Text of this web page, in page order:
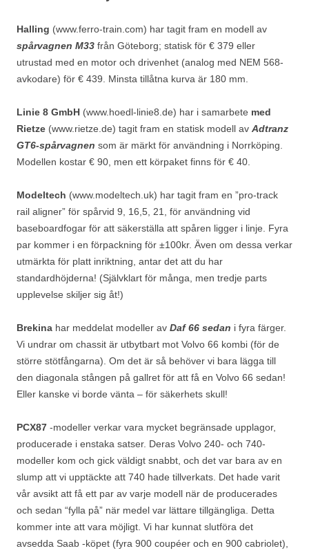
Halling (www.ferro-train.com) har tagit fram en modell av
spårvagnen M33 från Göteborg; statisk för € 379 eller
utrustad med en motor och drivenhet (analog med NEM 568-
avkodare) för € 439. Minsta tillåtna kurva är 180 mm.
Linie 8 GmbH (www.hoedl-linie8.de) har i samarbete med
Rietze (www.rietze.de) tagit fram en statisk modell av Adtranz
GT6-spårvagnen som är märkt för användning i Norrköping.
Modellen kostar € 90, men ett körpaket finns för € 40.
Modeltech (www.modeltech.uk) har tagit fram en ”pro-track
rail aligner” för spårvid 9, 16,5, 21, för användning vid
baseboardfogar för att säkerställa att spåren ligger i linje. Fyra
par kommer i en förpackning för ±100kr. Även om dessa verkar
utmärkta för platt inriktning, antar det att du har
standardhöjderna! (Självklart för många, men tredje parts
upplevelse skiljer sig åt!)
Brekina har meddelat modeller av Daf 66 sedan i fyra färger.
Vi undrar om chassit är utbytbart mot Volvo 66 kombi (för de
större stötfångarna). Om det är så behöver vi bara lägga till
den diagonala stången på gallret för att få en Volvo 66 sedan!
Eller kanske vi borde vänta – för säkerhets skull!
PCX87 -modeller verkar vara mycket begränsade upplagor,
producerade i enstaka satser. Deras Volvo 240- och 740-
modeller kom och gick väldigt snabbt, och det var bara av en
slump att vi upptäckte att 740 hade tillverkats. Det hade varit
vår avsikt att få ett par av varje modell när de producerades
och sedan “fylla på” när medel var lättare tillgängliga. Detta
kommer inte att vara möjligt. Vi har kunnat slutföra det
avsedda Saab -köpet (fyra 900 coupéer och en 900 cabriolet),